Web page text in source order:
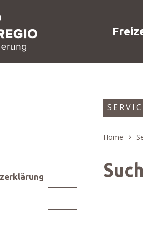
in Brugg Regio
Home